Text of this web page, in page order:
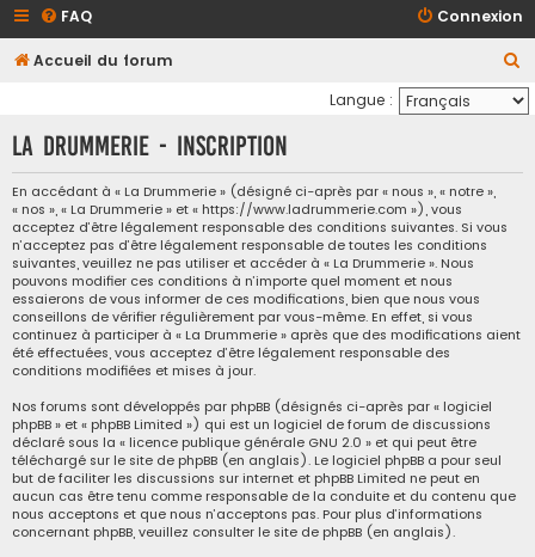
FAQ Connexion
Accueil du forum
e
c
Langue :
La Drummerie - Inscription
En accédant à « La Drummerie » (désigné ci-après par « nous », « notre »,
« nos », « La Drummerie » et « https://www.ladrummerie.com »), vous
acceptez d’être légalement responsable des conditions suivantes. Si vous
n’acceptez pas d’être légalement responsable de toutes les conditions
suivantes, veuillez ne pas utiliser et accéder à « La Drummerie ». Nous
pouvons modifier ces conditions à n’importe quel moment et nous
essaierons de vous informer de ces modifications, bien que nous vous
conseillons de vérifier régulièrement par vous-même. En effet, si vous
continuez à participer à « La Drummerie » après que des modifications aient
été effectuées, vous acceptez d’être légalement responsable des
conditions modifiées et mises à jour.
Nos forums sont développés par phpBB (désignés ci-après par « logiciel
phpBB » et « phpBB Limited ») qui est un logiciel de forum de discussions
déclaré sous la « licence publique générale GNU 2.0 » et qui peut être
téléchargé sur le site de phpBB (en anglais). Le logiciel phpBB a pour seul
but de faciliter les discussions sur internet et phpBB Limited ne peut en
aucun cas être tenu comme responsable de la conduite et du contenu que
nous acceptons et que nous n’acceptons pas. Pour plus d’informations
concernant phpBB, veuillez consulter le site de phpBB (en anglais).